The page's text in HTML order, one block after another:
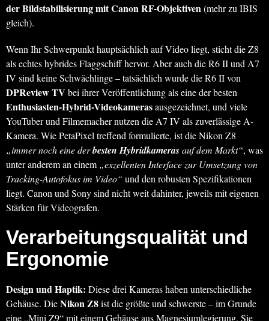
der Bildstabilisierung mit Canon RF-Objektiven(mehr zu IBIS
gleich).
Wenn Ihr Schwerpunkt hauptsächlich auf Video liegt, sticht die Z8
als echtes hybrides Flaggschiff hervor. Aber auch die R6 II und A7
IV sind keine Schwächlinge – tatsächlich wurde die R6 II von
DPReview TVbei ihrer Veröffentlichung als eine der besten
Enthusiasten-Hybrid-Videokamerasausgezeichnet, und viele
YouTuber und Filmemacher nutzen die A7 IV als zuverlässige A-
Kamera. Wie PetaPixel treffend formulierte, ist die Nikon Z8
„immer noch eine derbesten Hybridkamerasauf dem Markt“, was
unter anderem an einem„exzellenten Interface zur Umsetzung von
Tracking-Autofokus im Video“ und den robusten Spezifikationen
liegt. Canon und Sony sind nicht weit dahinter, jeweils mit eigenen
Stärken für Videografen.
Verarbeitungsqualität und
Ergonomie
Design und Haptik: Diese drei Kameras haben unterschiedliche
Gehäuse. DieNikon Z8ist die größte und schwerste – im Grunde
eine „Mini Z9“ mit einem Gehäuse aus Magnesiumlegierung. Sie